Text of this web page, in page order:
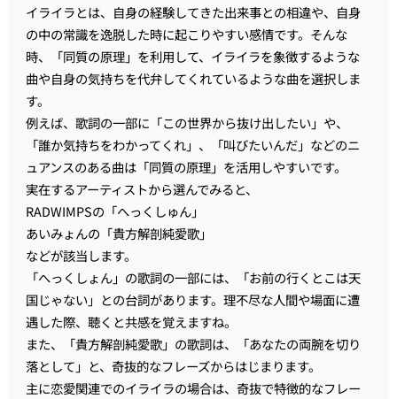
イライラとは、自身の経験してきた出来事との相違や、自身
の中の常識を逸脱した時に起こりやすい感情です。そんな
時、「同質の原理」を利用して、イライラを象徴するような
曲や自身の気持ちを代弁してくれているような曲を選択しま
す。
例えば、歌詞の一部に「この世界から抜け出したい」や、
「誰か気持ちをわかってくれ」、「叫びたいんだ」などのニ
ュアンスのある曲は「同質の原理」を活用しやすいです。
実在するアーティストから選んでみると、
RADWIMPSの「へっくしゅん」
あいみょんの「貴方解剖純愛歌」
などが該当します。
「へっくしょん」の歌詞の一部には、「お前の行くとこは天
国じゃない」との台詞があります。理不尽な人間や場面に遭
遇した際、聴くと共感を覚えますね。
また、「貴方解剖純愛歌」の歌詞は、「あなたの両腕を切り
落として」と、奇抜的なフレーズからはじまります。
主に恋愛関連でのイライラの場合は、奇抜で特徴的なフレー